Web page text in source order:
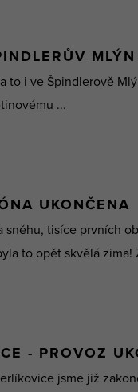
MLÝN
to i ve Špindlerově
...
UKONČENA
sněhu, tisíce prvních
to opět skvělá
- PROVOZ
jsme již